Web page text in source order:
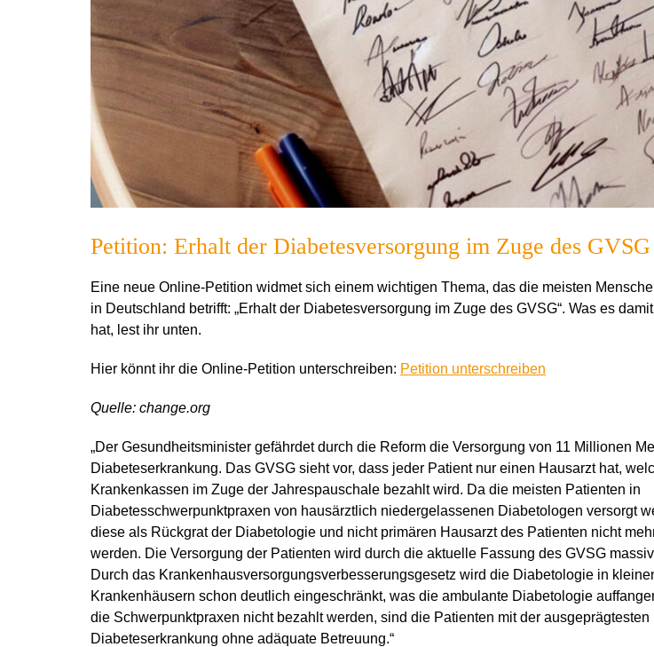
Petition: Erhalt der Diabetesversorgung im Zuge des GVSG
Eine neue Online-Petition widmet sich einem wichtigen Thema, das die meisten
in Deutschland betrifft: „Erhalt der Diabetesversorgung im Zuge des GVSG“. Was es
hat, lest ihr unten.
Hier könnt ihr die Online-Petition unterschreiben: Petition unterschreiben
Quelle: change.org
„Der Gesundheitsminister gefährdet durch die Reform die Versorgung von 11 Millionen
Diabeteserkrankung. Das GVSG sieht vor, dass jeder Patient nur einen Hausarzt hat,
Krankenkassen im Zuge der Jahrespauschale bezahlt wird. Da die meisten Patienten in
Diabetesschwerpunktpraxen von hausärztlich niedergelassenen Diabetologen versorgt
diese als Rückgrat der Diabetologie und nicht primären Hausarzt des Patienten nicht
werden. Die Versorgung der Patienten wird durch die aktuelle Fassung des GVSG
Durch das Krankenhausversorgungsverbesserungsgesetz wird die Diabetologie in
Krankenhäusern schon deutlich eingeschränkt, was die ambulante Diabetologie
die Schwerpunktpraxen nicht bezahlt werden, sind die Patienten mit der ausgeprägtesten
Diabeteserkrankung ohne adäquate Betreuung.“